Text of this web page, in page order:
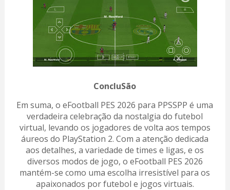
ConcluSão
Em suma, o eFootball PES 2026 para PPSSPP é uma
verdadeira celebração da nostalgia do futebol
virtual, levando os jogadores de volta aos tempos
áureos do PlayStation 2. Com a atenção dedicada
aos detalhes, a variedade de times e ligas, e os
diversos modos de jogo, o eFootball PES 2026
mantém-se como uma escolha irresistível para os
apaixonados por futebol e jogos virtuais.